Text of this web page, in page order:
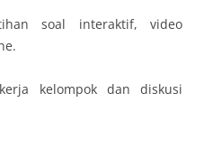
soal interaktif, video
kelompok dan diskusi